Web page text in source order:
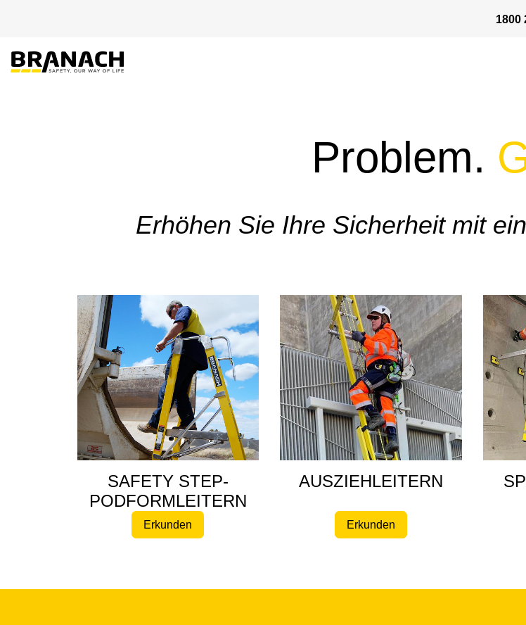
1800
Problem.
Erhöhen Sie Ihre Sicherheit mit
SAFETY STEP-
PODFORMLEITERN
Erkunden
AUSZIEHLEITERN
Erkunden